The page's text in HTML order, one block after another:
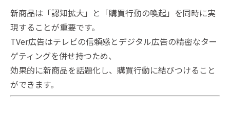
新商品は「認知拡大」と「購買行動の喚起」を同時に実
現することが重要です。
TVer広告はテレビの信頼感とデジタル広告の精密なター
ゲティングを併せ持つため、
効果的に新商品を話題化し、購買行動に結びつけること
ができます。